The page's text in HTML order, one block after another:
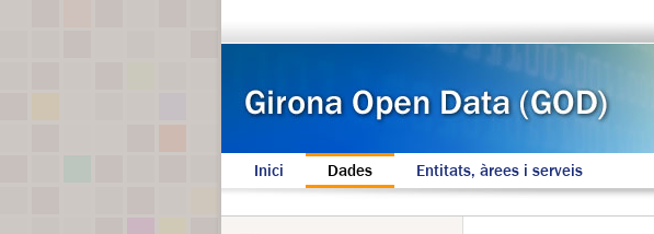
Inici Dades Entitats, àrees i serveis